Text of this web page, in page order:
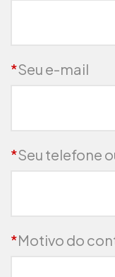
*Seu e-mail
*Seu telefone
*Motivo do